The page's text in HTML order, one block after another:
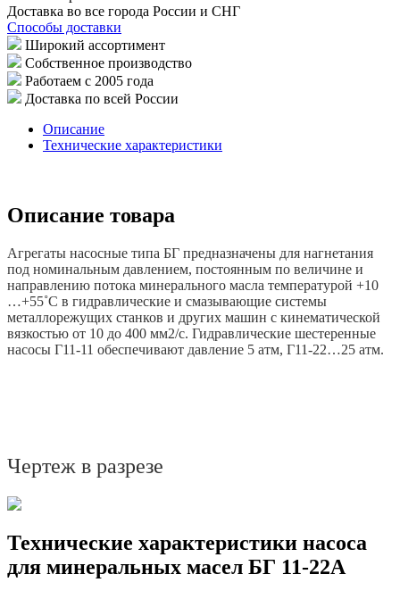
Доставка во все города России и СНГ
Способы доставки
Широкий ассортимент
Собственное производство
Работаем с 2005 года
Доставка по всей России
Описание
Технические характеристики
Описание товара
Агрегаты насосные типа БГ предназначены для нагнетания
под номинальным давлением, постоянным по величине и
направлению потока минерального масла температурой +10
…+55˚С в гидравлические и смазывающие системы
металлорежущих станков и других машин с кинематической
вязкостью от 10 до 400 мм2/с. Гидравлические шестеренные
насосы Г11-11 обеспечивают давление 5 атм, Г11-22…25 атм.
Чертеж в разрезе
Технические характеристики насоса
для минеральных масел БГ 11-22А